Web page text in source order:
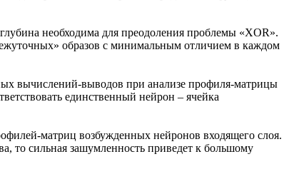
необходима для преодоления проблемы «XOR».
образов с минимальным отличием в каждом
вычислений-выводов при анализе профиля-матрицы
единственный нейрон – ячейка
матриц возбужденных нейронов входящего слоя.
то сильная зашумленность приведет к большому